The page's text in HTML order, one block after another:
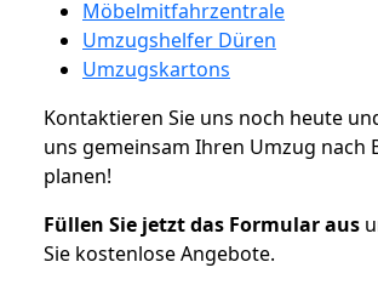
Möbelmitfahrzentrale
Umzugshelfer Düren
Umzugskartons
Kontaktieren Sie uns noch heute
uns gemeinsam Ihren Umzug nach
planen!
Füllen Sie jetzt das Formular aus
Sie kostenlose Angebote.